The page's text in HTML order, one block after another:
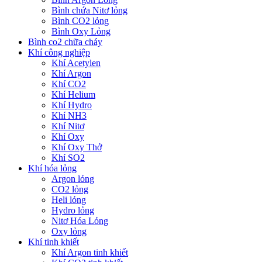
Bình chứa Nitơ lỏng
Bình CO2 lỏng
Bình Oxy Lỏng
Bình co2 chữa cháy
Khí công nghiệp
Khí Acetylen
Khí Argon
Khí CO2
Khí Helium
Khí Hydro
Khí NH3
Khí Nitơ
Khí Oxy
Khí Oxy Thở
Khí SO2
Khí hóa lỏng
Argon lỏng
CO2 lỏng
Heli lỏng
Hydro lỏng
Nitơ Hóa Lỏng
Oxy lỏng
Khí tinh khiết
Khí Argon tinh khiết